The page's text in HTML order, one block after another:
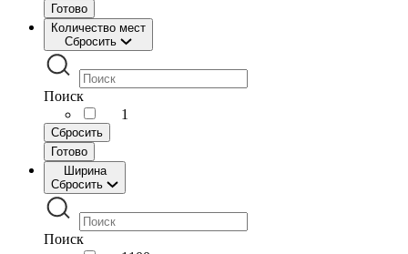
Готово
Количество мест
Сбросить
Поиск
1
Сбросить
Готово
Ширина
Сбросить
Поиск